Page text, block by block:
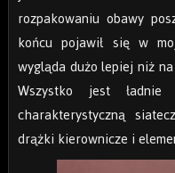
rozpakowaniu obawy
końcu pojawił się w
wygląda dużo lepiej niż
Wszystko jest ładnie
charakterystyczną
drążki kierownicze i